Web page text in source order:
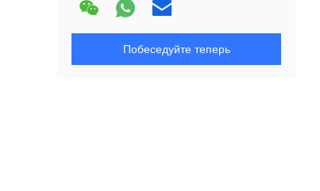
Побеседуйте теперь